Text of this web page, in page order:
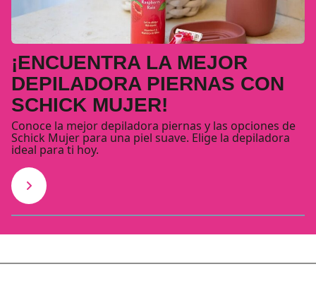
¡ENCUENTRA LA MEJOR
DEPILADORA PIERNAS CON
SCHICK MUJER!
Conoce la mejor depiladora piernas y las opciones de
Schick Mujer para una piel suave. Elige la depiladora
ideal para ti hoy.